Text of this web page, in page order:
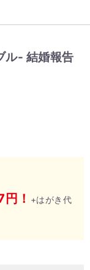
- 結婚報告
円！ +はがき代